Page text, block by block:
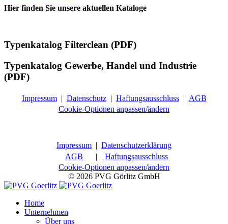
Hier finden Sie unsere aktuellen Kataloge
Typenkatalog Filterclean (PDF)
Typenkatalog Gewerbe, Handel und Industrie
(PDF)
Impressum | Datenschutz | Haftungsausschluss | AGB
Cookie-Optionen anpassen/ändern
Impressum | Datenschutzerklärung
AGB
|
Haftungsausschluss
Cookie-Optionen anpassen/ändern
© 2026 PVG Görlitz GmbH
Home
Unternehmen
Über uns